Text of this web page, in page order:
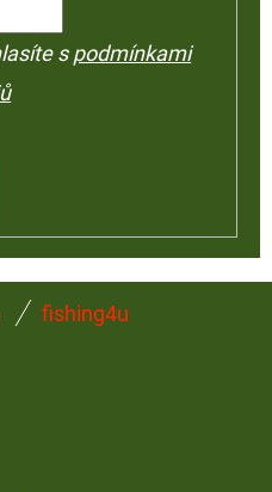
spodmínkami
fishing4u